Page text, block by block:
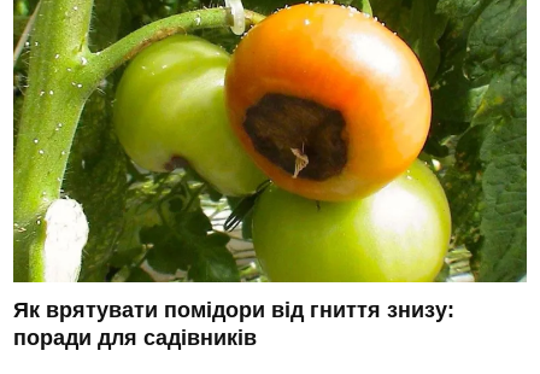
Як врятувати помідори від гниття знизу:
поради для садівників